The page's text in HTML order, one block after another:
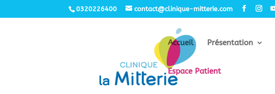
0320226400 contact@clinique-mitterie.com
Accueil Présentation
Espace Patient